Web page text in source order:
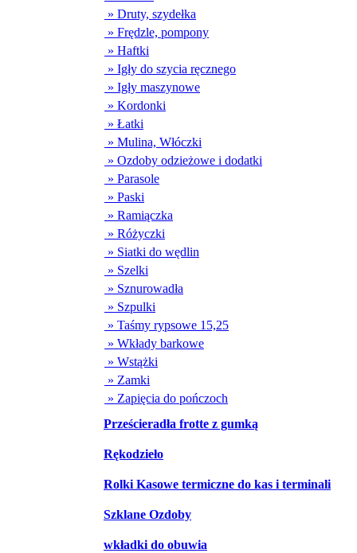
» Druty, szydełka
» Frędzle, pompony
» Haftki
» Igły do szycia ręcznego
» Igły maszynowe
» Kordonki
» Łatki
» Mulina, Włóczki
» Ozdoby odzieżowe i dodatki
» Parasole
» Paski
» Ramiączka
» Różyczki
» Siatki do wędlin
» Szelki
» Sznurowadła
» Szpulki
» Taśmy rypsowe 15,25
» Wkłady barkowe
» Wstążki
» Zamki
» Zapięcia do pończoch
Prześcieradła frotte z gumką
Rękodzieło
Rolki Kasowe termiczne do kas i terminali
Szklane Ozdoby
wkładki do obuwia